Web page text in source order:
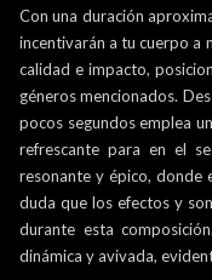
Con una duración
incentivarán a tu cuerpo a
calidad e impacto,
géneros mencionados.
pocos segundos emplea
refrescante para en el
resonante y épico, donde
duda que los efectos y
durante esta
dinámica y avivada,